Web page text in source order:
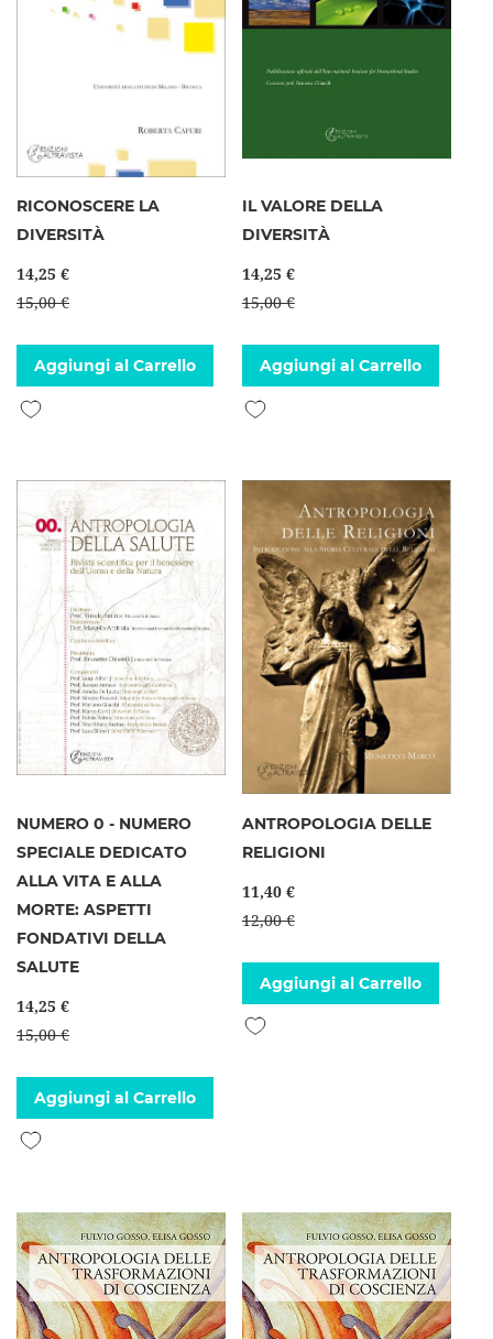
RICONOSCERE LA
DIVERSITÀ
14,25 €
15,00 €
Aggiungi al Carrello
Aggiungi alla lista desideri
IL VALORE DELLA
DIVERSITÀ
14,25 €
15,00 €
Aggiungi al Carrello
Aggiungi alla lista desideri
NUMERO 0 - NUMERO
SPECIALE DEDICATO
ALLA VITA E ALLA
MORTE: ASPETTI
FONDATIVI DELLA
SALUTE
14,25 €
15,00 €
Aggiungi al Carrello
Aggiungi alla lista desideri
ANTROPOLOGIA DELLE
RELIGIONI
11,40 €
12,00 €
Aggiungi al Carrello
Aggiungi alla lista desideri